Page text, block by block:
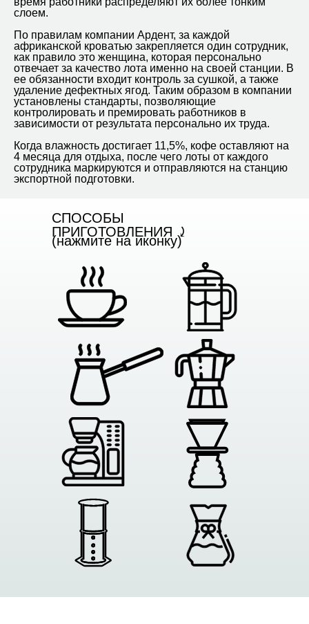
слоем.
По правилам компании Ардент, за каждой
африканской кроватью закрепляется один сотрудник,
как правило это женщина, которая персонально
отвечает за качество лота именно на своей станции. В
ее обязанности входит контроль за сушкой, а также
удаление дефектных ягод. Таким образом в компании
установлены стандарты, позволяющие
контролировать и премировать работников в
зависимости от результата персонально их труда.
Когда влажность достигает 11,5%, кофе оставляют на
4 месяца для отдыха, после чего лоты от каждого
сотрудника маркируются и отправляются на станцию
экспортной подготовки.
CПОСОБЫ
ПРИГОТОВЛЕНИЯ ⤸
(нажмите на иконку)